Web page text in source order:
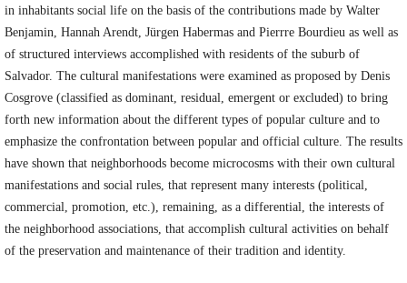
in inhabitants social life on the basis of the contributions made by Walter
Benjamin, Hannah Arendt, Jürgen Habermas and Pierrre Bourdieu as well as
of structured interviews accomplished with residents of the suburb of
Salvador. The cultural manifestations were examined as proposed by Denis
Cosgrove (classified as dominant, residual, emergent or excluded) to bring
forth new information about the different types of popular culture and to
emphasize the confrontation between popular and official culture. The results
have shown that neighborhoods become microcosms with their own cultural
manifestations and social rules, that represent many interests (political,
commercial, promotion, etc.), remaining, as a differential, the interests of
the neighborhood associations, that accomplish cultural activities on behalf
of the preservation and maintenance of their tradition and identity.